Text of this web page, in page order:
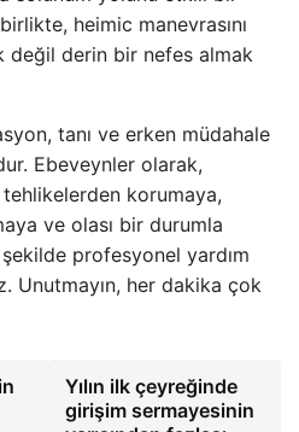
heimic manevrasını
değil derin bir nefes almak
tanı ve erken müdahale
Ebeveynler olarak,
tehlikelerden korumaya,
ve olası bir durumla
şekilde profesyonel yardım
Unutmayın, her dakika çok
Yılın ilk çeyreğinde
girişim sermayesinin